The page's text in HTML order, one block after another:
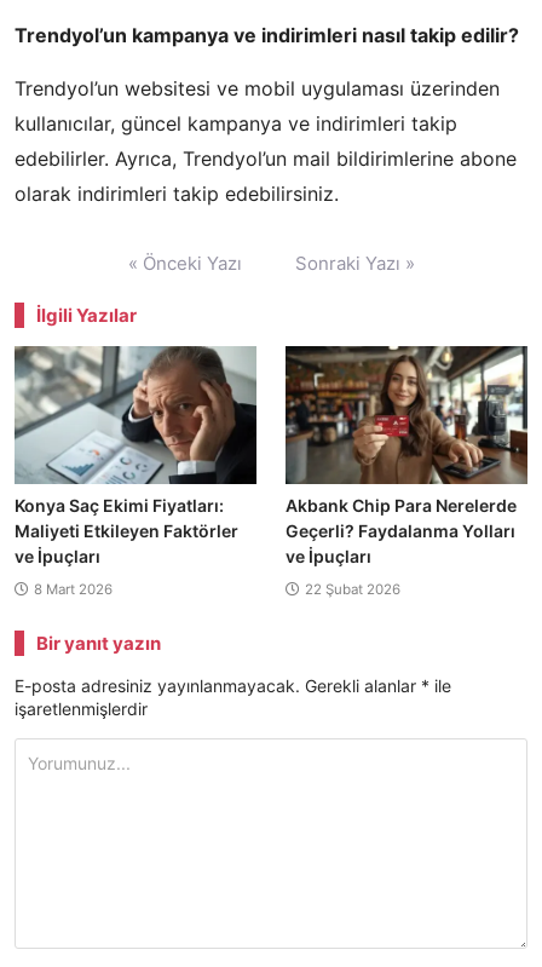
Trendyol’un kampanya ve indirimleri nasıl takip edilir?
Trendyol’un websitesi ve mobil uygulaması üzerinden
kullanıcılar, güncel kampanya ve indirimleri takip
edebilirler. Ayrıca, Trendyol’un mail bildirimlerine abone
olarak indirimleri takip edebilirsiniz.
« Önceki Yazı Sonraki Yazı »
İlgili Yazılar
Konya Saç Ekimi Fiyatları:
Maliyeti Etkileyen Faktörler
ve İpuçları
8 Mart 2026
Akbank Chip Para Nerelerde
Geçerli? Faydalanma Yolları
ve İpuçları
22 Şubat 2026
Bir yanıt yazın
E-posta adresiniz yayınlanmayacak. Gerekli alanlar * ile
işaretlenmişlerdir